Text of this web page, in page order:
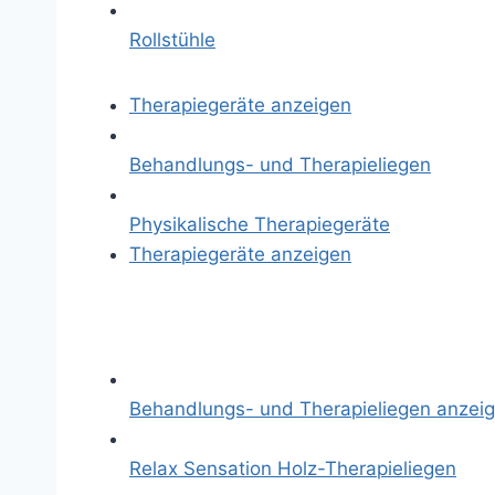
Rollstühle
Therapiegeräte anzeigen
Behandlungs- und Therapieliegen
Physikalische Therapiegeräte
Therapiegeräte anzeigen
Behandlungs- und Therapieliegen
Relax Sensation Holz-Therapieliegen